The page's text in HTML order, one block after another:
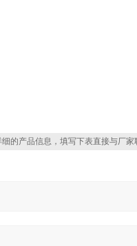
的产品信息，填写下表直接与厂家